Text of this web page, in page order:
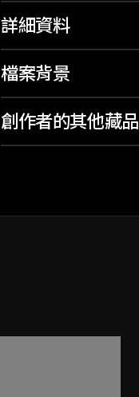
詳細資料
檔案背景
創作者的其他藏品